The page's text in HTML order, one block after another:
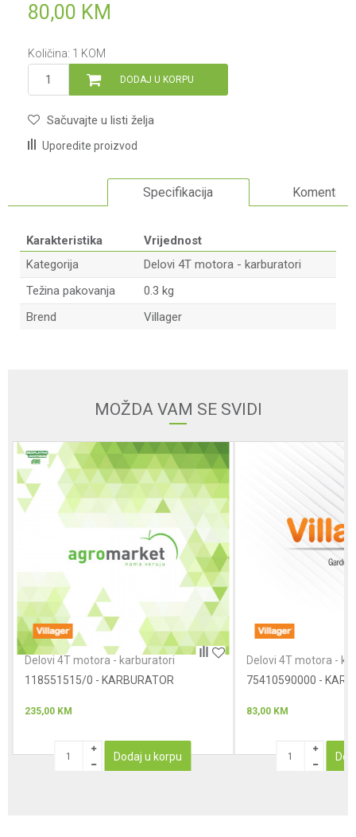
80,00 KM
Količina: 1 KOM
DODAJ U KORPU
Sačuvajte u listi želja
Uporedite proizvod
Specifikacija Komentari
Karakteristika
Vrijednost
Kategorija
Delovi 4T motora - karburatori
Težina pakovanja
0.3 kg
Brend
Villager
Poruka
Anti-spam zaštita - izračunajte koliko je 6 - 1 :
POŠALJI
MOŽDA VAM SE SVIDI
Delovi 4T motora - karburatori
118551515/0 - KARBURATOR
235,00 KM
Dodaj u korpu
Delovi 4T motora -
75410590000 -
83,00 KM